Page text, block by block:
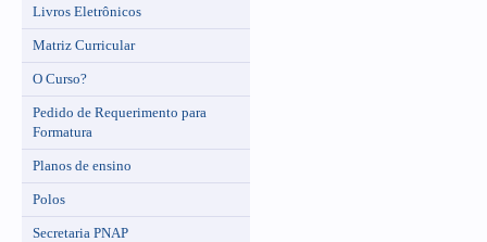
Livros Eletrônicos
Matriz Curricular
O Curso?
Pedido de Requerimento para
Formatura
Planos de ensino
Polos
Secretaria PNAP